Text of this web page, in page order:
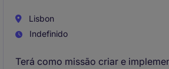
Lisbon
Indefinido
Terá como missão criar e